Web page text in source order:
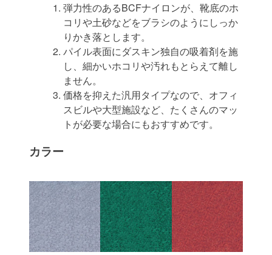
弾力性のあるBCFナイロンが、靴底のホ
コリや土砂などをブラシのようにしっか
りかき落とします。
パイル表面にダスキン独自の吸着剤を施
し、細かいホコリや汚れもとらえて離し
ません。
価格を抑えた汎用タイプなので、オフィ
スビルや大型施設など、たくさんのマッ
トが必要な場合にもおすすめです。
カラー